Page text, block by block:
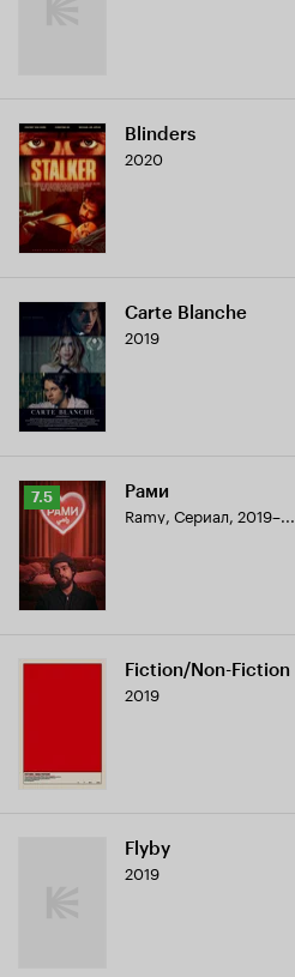
Blinders
2020
Carte Blanche
2019
Рейтинг
Кинопоиска
7.5 Рами
Ramy, Сериал, 2019–...
Fiction/Non-Fiction
2019
Flyby
2019